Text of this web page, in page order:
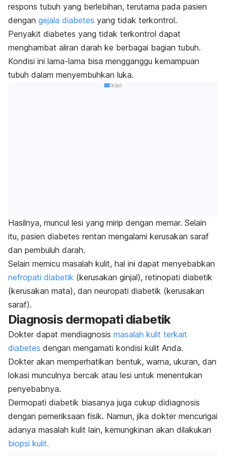
respons tubuh yang berlebihan, terutama pada pasien
dengan gejala diabetes yang tidak terkontrol.
Penyakit diabetes yang tidak terkontrol dapat
menghambat aliran darah ke berbagai bagian tubuh.
Kondisi ini lama-lama bisa mengganggu kemampuan
tubuh dalam menyembuhkan luka.
Iklan
Hasilnya, muncul lesi yang mirip dengan memar. Selain
itu, pasien diabetes rentan mengalami kerusakan saraf
dan pembuluh darah.
Selain memicu masalah kulit, hal ini dapat menyebabkan
nefropati diabetik (kerusakan ginjal), retinopati diabetik
(kerusakan mata), dan neuropati diabetik (kerusakan
saraf).
Diagnosis dermopati diabetik
Dokter dapat mendiagnosis masalah kulit terkait
diabetes dengan mengamati kondisi kulit Anda.
Dokter akan memperhatikan bentuk, warna, ukuran, dan
lokasi munculnya bercak atau lesi untuk menentukan
penyebabnya.
Dermopati diabetik biasanya juga cukup didiagnosis
dengan pemeriksaan fisik. Namun, jika dokter mencurigai
adanya masalah kulit lain, kemungkinan akan dilakukan
biopsi kulit.